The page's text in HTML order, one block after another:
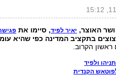
ושר האוצר, יאיר לפיד, סיימו את
בתקציב המדינה כפי שהיא
ראשון הקרוב.
ולפיד
הקנדית